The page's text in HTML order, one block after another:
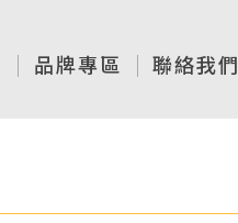
品牌專區 聯絡我們